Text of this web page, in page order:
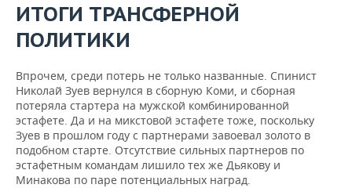
ИТОГИ ТРАНСФЕРНОЙ
ПОЛИТИКИ
Впрочем, среди потерь не только названные. Спинист
Николай Зуев вернулся в сборную Коми, и сборная
потеряла стартера на мужской комбинированной
эстафете. Да и на микстовой эстафете тоже, поскольку
Зуев в прошлом году с партнерами завоевал золото в
подобном старте. Отсутствие сильных партнеров по
эстафетным командам лишило тех же Дьякову и
Минакова по паре потенциальных наград.